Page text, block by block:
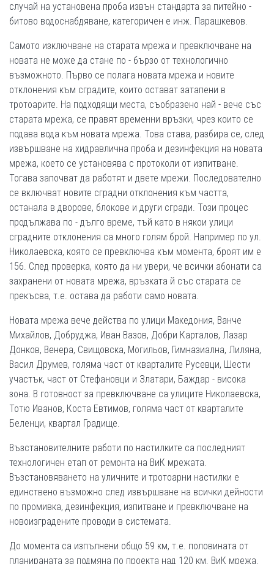
случай на установена проба извън стандарта за питейно -
битово водоснабдяване, категоричен е инж. Парашкевов.
Самото изключване на старата мрежа и превключване на
новата не може да стане по - бързо от технологично
възможното. Първо се полага новата мрежа и новите
отклонения към сградите, които остават затапени в
тротоарите. На подходящи места, съобразено най - вече със
старата мрежа, се правят временни връзки, чрез които се
подава вода към новата мрежа. Това става, разбира се, след
извършване на хидравлична проба и дезинфекция на новата
мрежа, което се установява с протоколи от изпитване.
Тогава започват да работят и двете мрежи. Последователно
се включват новите сградни отклонения към частта,
останала в дворове, блокове и други сгради. Този процес
продължава по - дълго време, тъй като в някои улици
сградните отклонения са много голям брой. Например по ул.
Николаевска, която се превключва към момента, броят им е
156. След проверка, която да ни увери, че всички абонати са
захранени от новата мрежа, връзката й със старата се
прекъсва, т.е. остава да работи само новата.
Новата мрежа вече действа по улици Македония, Ванче
Михайлов, Добруджа, Иван Вазов, Добри Карталов, Лазар
Донков, Венера, Свищовска, Могильов, Гимназиална, Лиляна,
Васил Друмев, голяма част от кварталите Русевци, Шести
участък, част от Стефановци и Златари, Баждар - висока
зона. В готовност за превключване са улиците Николаевска,
Тотю Иванов, Коста Евтимов, голяма част от кварталите
Беленци, квартал Градище.
Възстановителните работи по настилките са последният
технологичен етап от ремонта на ВиК мрежата.
Възстановяването на уличните и тротоарни настилки е
единствено възможно след извършване на всички дейности
по промивка, дезинфекция, изпитване и превключване на
новоизградените проводи в системата.
До момента са изпълнени общо 59 км, т.е. половината от
планираната за подмяна по проекта над 120 км. ВиК мрежа.